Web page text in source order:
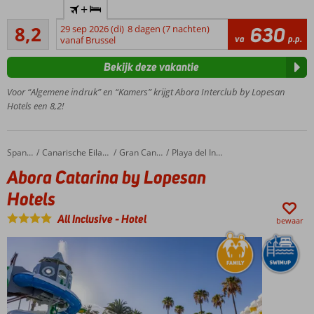
GSTC erkend
duurzaamheidscertificaat
Ideale
ligging
Agustin
Prachtige
van ca.
restaurant
en 3 bars
Lekker
roetsjen
van de
glijbanen
24/7 All
Inclusive
by
Abora
8,2
Zeer goed
154
beoordelingen
+
29 sep 2026 (di) 8 dagen (7 nachten)
vanaf Brussel
va 630 p.p.
Voor “Algemene indruk” en “Kamers” krijgt Abora Interclub by Lopesan
Hotels een 8,2!
Bekijk deze vakantie
Home Spanje Canarische Eilanden Gran Canaria Playa del Ingles
Abora Catarina by Lopesan Hotels
Abora Catarina by Lopesan
Hotels
All Inclusive-Hotel bewaar